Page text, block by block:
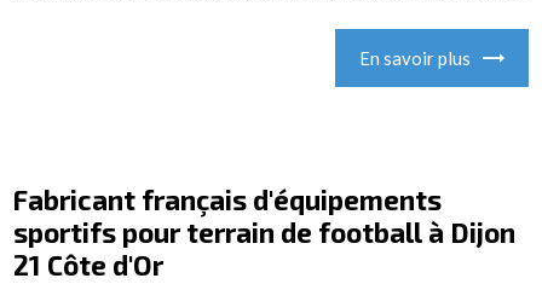
En savoir plus
Fabricant français d'équipements
sportifs pour terrain de football à Dijon
21 Côte d'Or